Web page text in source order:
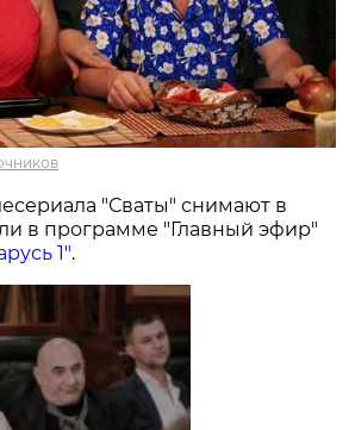
"Сваты" снимают в
в программе "Главный эфир"
1".